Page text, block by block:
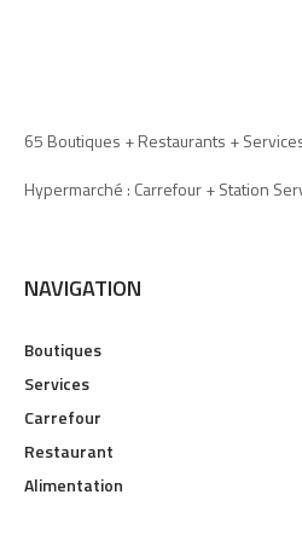
65 Boutiques + Restaurants +
Hypermarché : Carrefour + Station
NAVIGATION
Boutiques
Services
Carrefour
Restaurant
Alimentation